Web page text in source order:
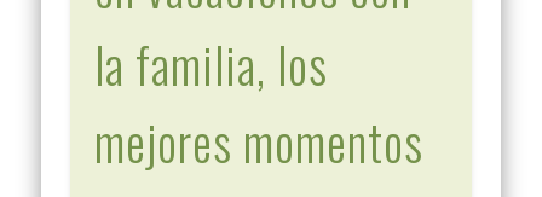
la familia, los
mejores momentos